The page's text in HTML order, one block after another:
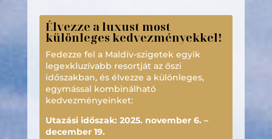
Élvezze a luxust most
különleges kedvezményekkel!
Fedezze fel a Maldív-szigetek egyik
legexkluzívabb resortját az őszi
időszakban, és élvezze a különleges,
egymással kombinálható
kedvezményeinket:
Utazási időszak: 2025. november 6. –
december 19.